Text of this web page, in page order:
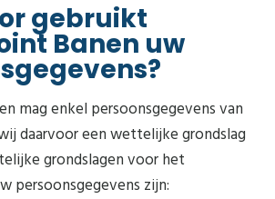
gebruikt
Banen uw
mag enkel persoonsgegevens van
daarvoor een wettelijke grondslag
grondslagen voor het
persoonsgegevens zijn: